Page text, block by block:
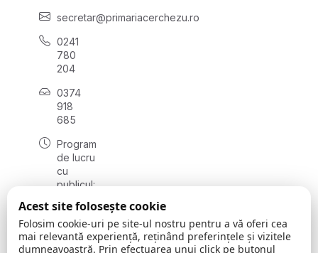
secretar@primariacerchezu.ro
0241
780
204
0374
918
685
Program
de lucru
cu
publicul:
08:00 -
16:30
, vineri:
Acest site folosește cookie
Folosim cookie-uri pe site-ul nostru pentru a vă oferi cea
mai relevantă experiență, reținând preferințele și vizitele
dumneavoastră. Prin efectuarea unui click pe butonul